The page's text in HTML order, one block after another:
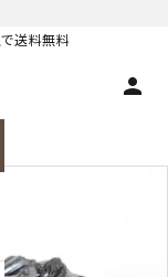
送料無料
person